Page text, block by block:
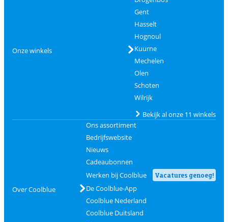
Onze winkels
Gent
Hasselt
Hognoul
Kuurne
Mechelen
Olen
Schoten
Wilrijk
Bekijk al onze 11 winkels
Over Coolblue
Ons assortiment
Bedrijfswebsite
Nieuws
Cadeaubonnen
Werken bij Coolblue
Vacatures genoeg!
De Coolblue-App
Coolblue Nederland
Coolblue Duitsland